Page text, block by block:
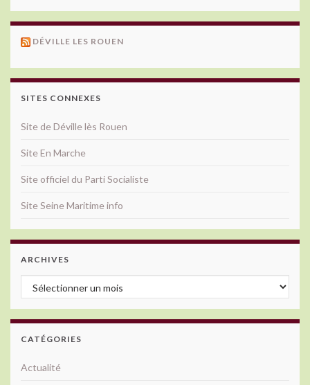
DÉVILLE LES ROUEN
SITES CONNEXES
Site de Déville lès Rouen
Site En Marche
Site officiel du Parti Socialiste
Site Seine Maritime info
ARCHIVES
Archives
CATÉGORIES
Actualité